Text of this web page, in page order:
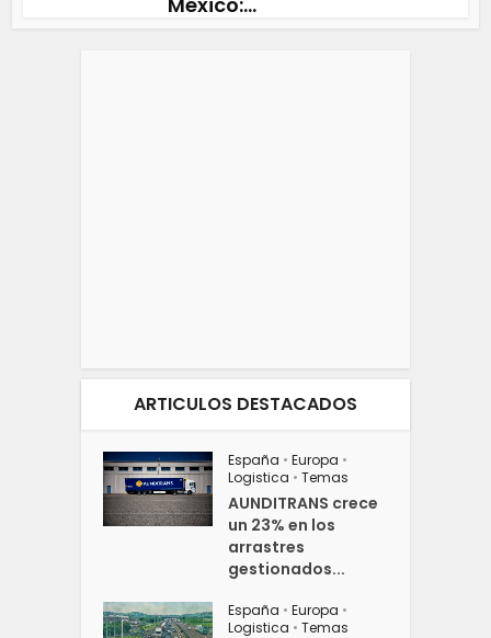
ARTICULOS DESTACADOS
España • Europa •
Logistica • Temas
AUNDITRANS crece
un 23% en los
arrastres
gestionados...
España • Europa •
Logistica • Temas